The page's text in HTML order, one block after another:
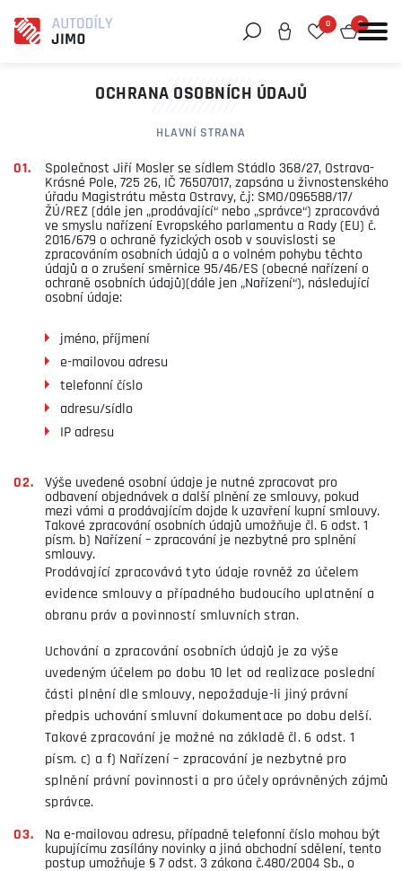
0 0
OCHRANA OSOBNÍCH ÚDAJŮ
HLAVNÍ STRANA
Společnost Jiří Mosler se sídlem Stádlo 368/27, Ostrava-
Krásné Pole, 725 26, IČ 76507017, zapsána u živnostenského
úřadu Magistrátu města Ostravy, č.j: SMO/096588/17/
ŽÚ/REZ (dále jen „prodávající“ nebo „správce“) zpracovává
ve smyslu nařízení Evropského parlamentu a Rady (EU) č.
2016/679 o ochraně fyzických osob v souvislosti se
zpracováním osobních údajů a o volném pohybu těchto
údajů a o zrušení směrnice 95/46/ES (obecné nařízení o
ochraně osobních údajů)(dále jen „Nařízení“), následující
osobní údaje:
jméno, příjmení
e-mailovou adresu
telefonní číslo
adresu/sídlo
IP adresu
Výše uvedené osobní údaje je nutné zpracovat pro
odbavení objednávek a další plnění ze smlouvy, pokud
mezi vámi a prodávajícím dojde k uzavření kupní smlouvy.
Takové zpracování osobních údajů umožňuje čl. 6 odst. 1
písm. b) Nařízení – zpracování je nezbytné pro splnění
smlouvy.
Prodávající zpracovává tyto údaje rovněž za účelem
evidence smlouvy a případného budoucího uplatnění a
obranu práv a povinností smluvních stran.
Uchování a zpracování osobních údajů je za výše
uvedeným účelem po dobu 10 let od realizace poslední
části plnění dle smlouvy, nepožaduje-li jiný právní
předpis uchování smluvní dokumentace po dobu delší.
Takové zpracování je možné na základě čl. 6 odst. 1
písm. c) a f) Nařízení – zpracování je nezbytné pro
splnění právní povinnosti a pro účely oprávněných zájmů
správce.
Na e-mailovou adresu, případně telefonní číslo mohou být
kupujícímu zasílány novinky a jiná obchodní sdělení, tento
postup umožňuje § 7 odst. 3 zákona č.480/2004 Sb., o
Můžeme vám pomoci něco najít?